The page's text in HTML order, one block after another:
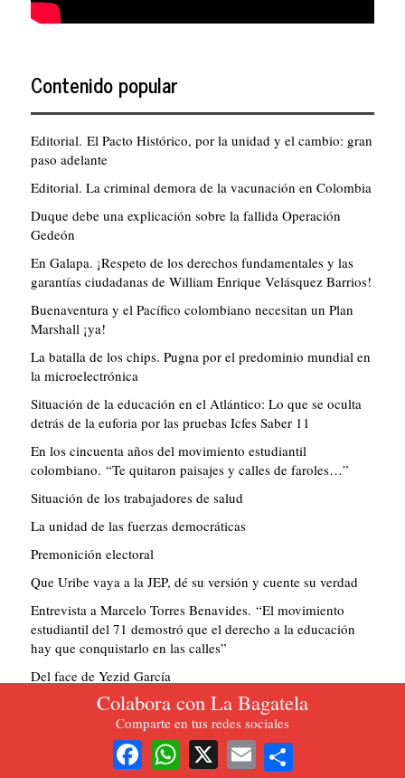
Colabora con La Bagatela
Comparte en tus redes sociales
FacebookWhatsApp
X Email
Contenido popular
Editorial. El Pacto Histórico, por la unidad y el cambio: gran
paso adelante
Editorial. La criminal demora de la vacunación en Colombia
Duque debe una explicación sobre la fallida Operación
Gedeón
En Galapa. ¡Respeto de los derechos fundamentales y las
garantías ciudadanas de William Enrique Velásquez Barrios!
Buenaventura y el Pacífico colombiano necesitan un Plan
Marshall ¡ya!
La batalla de los chips. Pugna por el predominio mundial en
la microelectrónica
Situación de la educación en el Atlántico: Lo que se oculta
detrás de la euforia por las pruebas Icfes Saber 11
En los cincuenta años del movimiento estudiantil
colombiano. “Te quitaron paisajes y calles de faroles…”
Situación de los trabajadores de salud
La unidad de las fuerzas democráticas
Premonición electoral
Que Uribe vaya a la JEP, dé su versión y cuente su verdad
Entrevista a Marcelo Torres Benavides. “El movimiento
estudiantil del 71 demostró que el derecho a la educación
hay que conquistarlo en las calles”
Del face de Yezid García
Controlar la erosión y reducir la descarga de sedimentos a la
bahía de Buenaventura
¿Obstrucción a la competencia o abuso de poder